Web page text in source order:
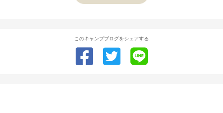
このキャンプブログをシェアする